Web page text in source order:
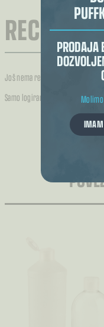
PRODAJA
IMAM
Još nema recenzija.
Samo logirani kupci koji su kupili